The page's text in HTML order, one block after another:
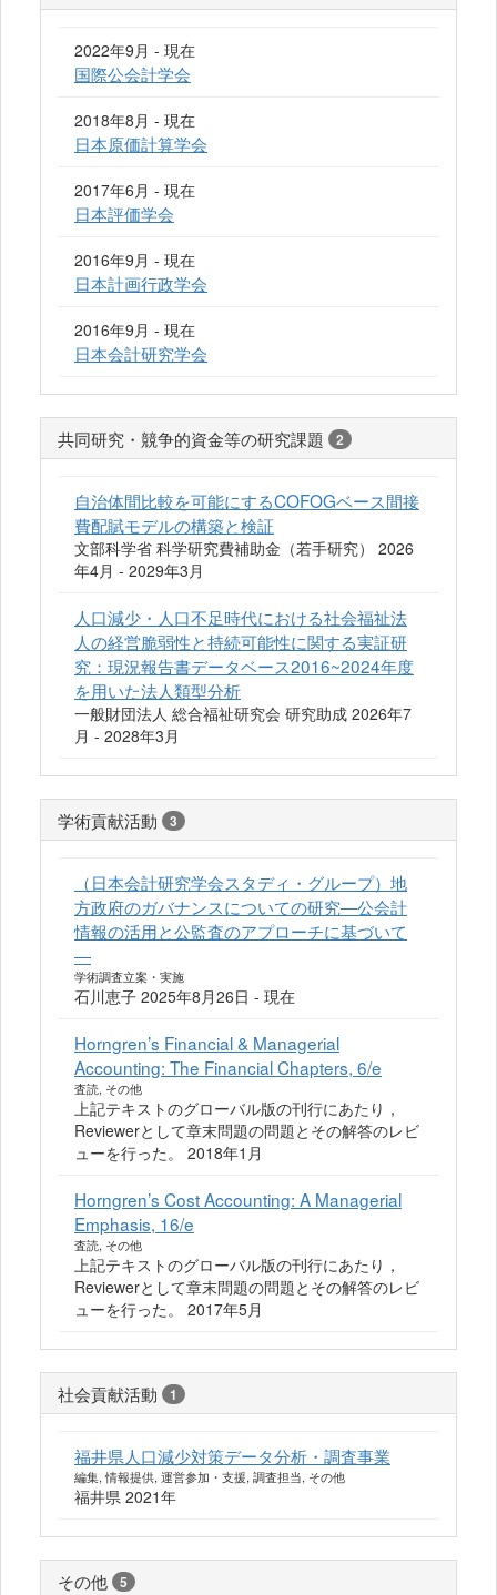
2022年9月 - 現在
国際公会計学会
2018年8月 - 現在
日本原価計算学会
2017年6月 - 現在
日本評価学会
2016年9月 - 現在
日本計画行政学会
2016年9月 - 現在
日本会計研究学会
共同研究・競争的資金等の研究課題 2
自治体間比較を可能にするCOFOGベース間接
費配賦モデルの構築と検証
文部科学省 科学研究費補助金（若手研究） 2026
年4月 - 2029年3月
人口減少・人口不足時代における社会福祉法
人の経営脆弱性と持続可能性に関する実証研
究：現況報告書データベース2016~2024年度
を用いた法人類型分析
一般財団法人 総合福祉研究会 研究助成 2026年7
月 - 2028年3月
学術貢献活動 3
（日本会計研究学会スタディ・グループ）地
方政府のガバナンスについての研究―公会計
情報の活用と公監査のアプローチに基づいて
―
学術調査立案・実施
石川恵子 2025年8月26日 - 現在
Horngren’s Financial & Managerial
Accounting: The Financial Chapters, 6/e
査読, その他
上記テキストのグローバル版の刊行にあたり，
Reviewerとして章末問題の問題とその解答のレビ
ューを行った。 2018年1月
Horngren’s Cost Accounting: A Managerial
Emphasis, 16/e
査読, その他
上記テキストのグローバル版の刊行にあたり，
Reviewerとして章末問題の問題とその解答のレビ
ューを行った。 2017年5月
社会貢献活動 1
福井県人口減少対策データ分析・調査事業
編集, 情報提供, 運営参加・支援, 調査担当, その他
福井県 2021年
その他 5